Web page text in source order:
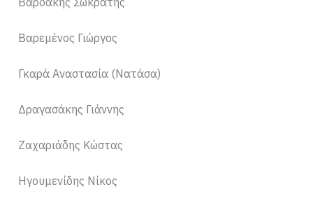
Βαρεμένος Γιώργος
Γκαρά Αναστασία (Νατάσα)
Δραγασάκης Γιάννης
Ζαχαριάδης Κώστας
Ηγουμενίδης Νίκος